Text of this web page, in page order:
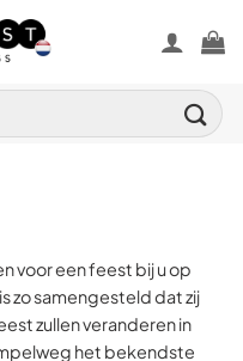
voor een feest bij u op
zo samengesteld dat zij
zullen veranderen in
het bekendste